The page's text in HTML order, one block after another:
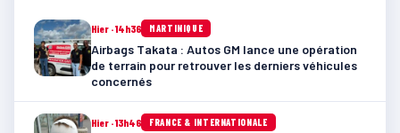
Hier · 14h36 MARTINIQUE
Airbags Takata : Autos GM lance une opération
de terrain pour retrouver les derniers véhicules
concernés
Hier · 13h46 FRANCE & INTERNATIONALE